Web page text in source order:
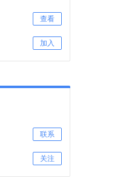
查看
加入
联系
关注